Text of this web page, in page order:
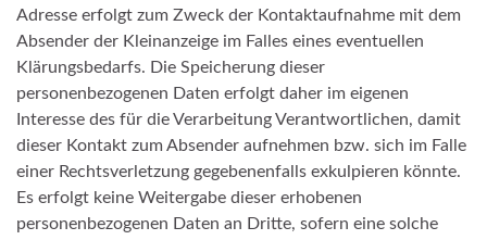
Adresse erfolgt zum Zweck der Kontaktaufnahme mit dem
Absender der Kleinanzeige im Falles eines eventuellen
Klärungsbedarfs. Die Speicherung dieser
personenbezogenen Daten erfolgt daher im eigenen
Interesse des für die Verarbeitung Verantwortlichen, damit
dieser Kontakt zum Absender aufnehmen bzw. sich im Falle
einer Rechtsverletzung gegebenenfalls exkulpieren könnte.
Es erfolgt keine Weitergabe dieser erhobenen
personenbezogenen Daten an Dritte, sofern eine solche